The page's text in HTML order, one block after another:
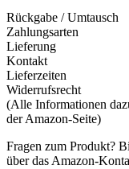
Rückgabe / Umtausch
Zahlungsarten
Lieferung
Kontakt
Lieferzeiten
Widerrufsrecht
(Alle Informationen
der Amazon-Seite)
Fragen zum Produkt?
über das Amazon-